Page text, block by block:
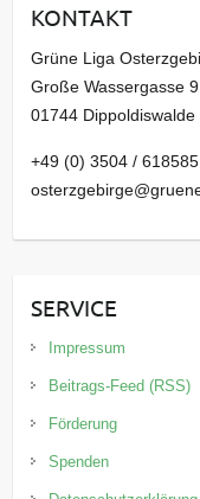
v
KONTAKT
Grüne Liga
Große Wassergasse 9
01744 Dippoldiswalde
+49 (0) 3504 / 618585
SERVICE
Impressum
Beitrags-Feed (RSS)
Förderung
Spenden